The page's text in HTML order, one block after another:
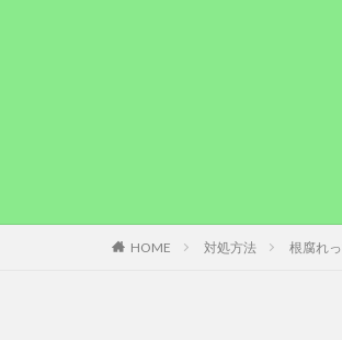
HOME 対処方法 根腐れ